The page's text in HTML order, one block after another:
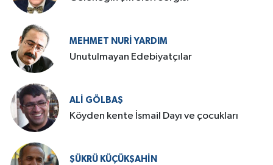
MEHMET NURI YARDIM
​Unutulmayan Edebiyatçılar
ALI GÖLBAŞ
Köyden kente İsmail Dayı ve çocukları
ŞÜKRÜ KÜÇÜKŞAHIN